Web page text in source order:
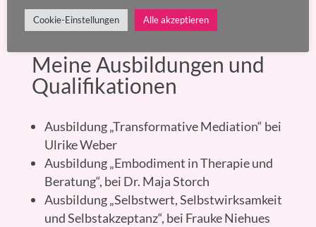
Meine Ausbildungen und
Qualifikationen
Ausbildung „Transformative Mediation“ bei
Ulrike Weber
Ausbildung „Embodiment in Therapie und
Beratung“, bei Dr. Maja Storch
Ausbildung „Selbstwert, Selbstwirksamkeit
und Selbstakzeptanz“, bei Frauke Niehues
Cookie-Einstellungen Alle akzeptieren